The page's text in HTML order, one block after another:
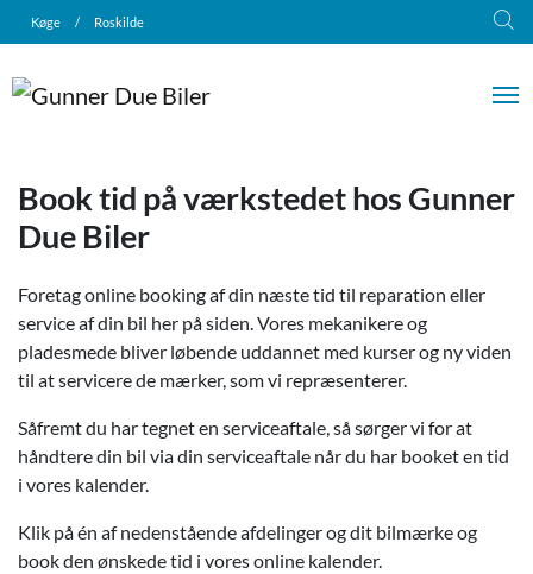
Køge / Roskilde
Book tid på værkstedet hos Gunner
Due Biler
Foretag online booking af din næste tid til reparation eller
service af din bil her på siden. Vores mekanikere og
pladesmede bliver løbende uddannet med kurser og ny viden
til at servicere de mærker, som vi repræsenterer.
Såfremt du har tegnet en serviceaftale, så sørger vi for at
håndtere din bil via din serviceaftale når du har booket en tid
i vores kalender.
Klik på én af nedenstående afdelinger og dit bilmærke og
book den ønskede tid i vores online kalender.